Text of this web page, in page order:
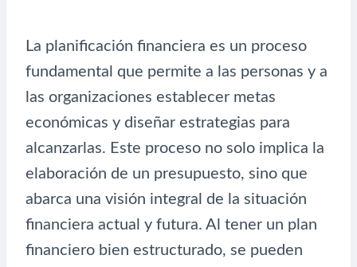
La planificación financiera es un proceso
fundamental que permite a las personas y a
las organizaciones establecer metas
económicas y diseñar estrategias para
alcanzarlas. Este proceso no solo implica la
elaboración de un presupuesto, sino que
abarca una visión integral de la situación
financiera actual y futura. Al tener un plan
financiero bien estructurado, se pueden